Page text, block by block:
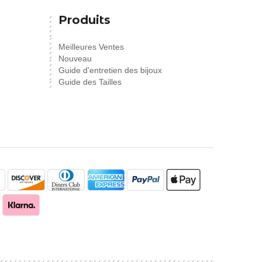
Produits
Meilleures Ventes
Nouveau
Guide d'entretien des bijoux
Guide des Tailles